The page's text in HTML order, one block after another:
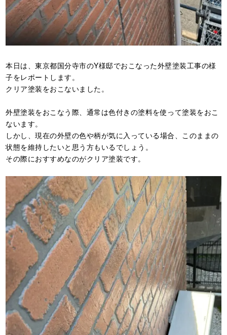
本日は、東京都国分寺市のY様邸でおこなった外壁塗装工事の様
子をレポートします。
クリア塗装をおこないました。
外壁塗装をおこなう際、通常は色付きの塗料を使って塗装をおこ
ないます。
しかし、現在の外壁の色や柄が気に入っている場合、このままの
状態を維持したいと思う方もいるでしょう。
その際におすすめなのがクリア塗装です。